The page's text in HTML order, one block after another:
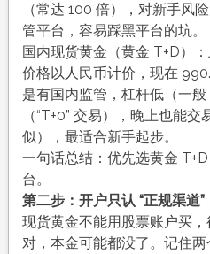
（常达 100 倍），对新手风
管平台，容易踩黑平台的坑。
国内现货黄金（黄金 T+D）
价格以人民币计价，现在
是有国内监管，杠杆低（一
（“T+0” 交易），晚上也能
似），最适合新手起步。
一句话总结：优先选黄金
台。
第二步：开户只认 “正规渠道
现货黄金不能用股票账户买
对，本金可能都没了。记住两